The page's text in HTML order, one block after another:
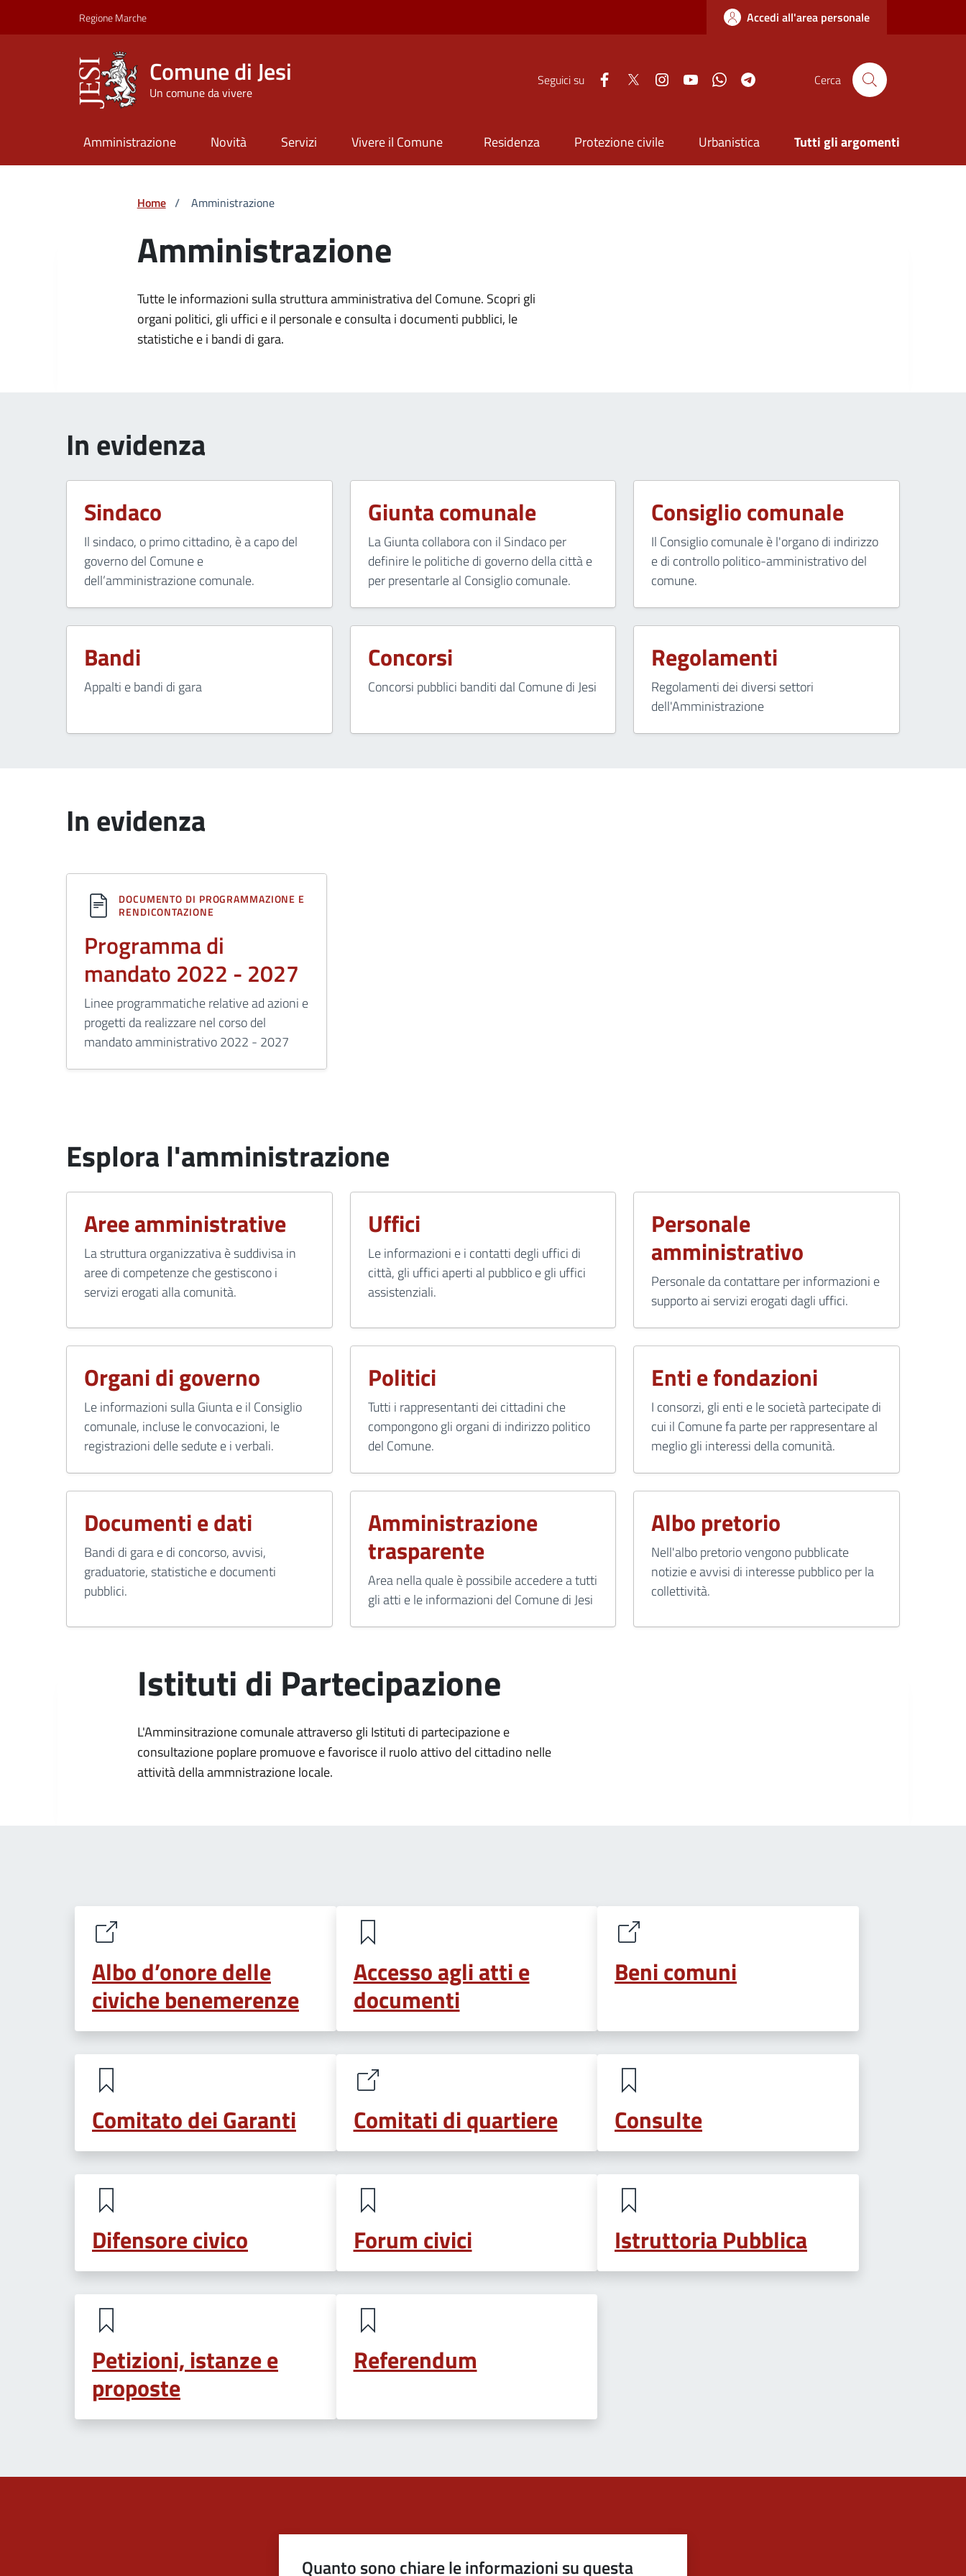
Skip to Main Content
Regione Marche Accedi all'area personale
Comune di Jesi
Un comune da vivere
Seguici su FacebookTwitter InstagramYouTube Whatsapp Cerca
Amministrazione Novità Servizi Vivere il Comune Residenza Protezione civile Urbanistica Tutti gli argomenti
Home / Amministrazione
Amministrazione
Tutte le informazioni sulla struttura amministrativa del Comune. Scopri gli
organi politici, gli uffici e il personale e consulta i documenti pubblici, le
statistiche e i bandi di gara.
In evidenza
Sindaco
Il sindaco, o primo cittadino, è a capo del
governo del Comune e
dell’amministrazione comunale.
Giunta comunale
La Giunta collabora con il Sindaco per
definire le politiche di governo della città e
per presentarle al Consiglio comunale.
Consiglio comunale
Il Consiglio comunale è l'organo di indirizzo
e di controllo politico-amministrativo del
comune.
Bandi
Appalti e bandi di gara
Concorsi
Concorsi pubblici banditi dal Comune di Jesi
Regolamenti
Regolamenti dei diversi settori
dell'Amministrazione
In evidenza
DOCUMENTO DI PROGRAMMAZIONE E
RENDICONTAZIONE
Programma di
mandato 2022 - 2027
Linee programmatiche relative ad azioni e
progetti da realizzare nel corso del
mandato amministrativo 2022 - 2027
Esplora l'amministrazione
Aree amministrative
La struttura organizzativa è suddivisa in
aree di competenze che gestiscono i
servizi erogati alla comunità.
Uffici
Le informazioni e i contatti degli uffici di
città, gli uffici aperti al pubblico e gli uffici
assistenziali.
Personale
amministrativo
Personale da contattare per informazioni e
supporto ai servizi erogati dagli uffici.
Organi di governo
Le informazioni sulla Giunta e il Consiglio
comunale, incluse le convocazioni, le
registrazioni delle sedute e i verbali.
Politici
Tutti i rappresentanti dei cittadini che
compongono gli organi di indirizzo politico
del Comune.
Enti e fondazioni
I consorzi, gli enti e le società partecipate di
cui il Comune fa parte per rappresentare al
meglio gli interessi della comunità.
Documenti e dati
Bandi di gara e di concorso, avvisi,
graduatorie, statistiche e documenti
pubblici.
Amministrazione
trasparente
Area nella quale è possibile accedere a tutti
gli atti e le informazioni del Comune di Jesi
Albo pretorio
Nell'albo pretorio vengono pubblicate
notizie e avvisi di interesse pubblico per la
collettività.
Istituti di Partecipazione
L'Amminsitrazione comunale attraverso gli Istituti di partecipazione e
consultazione poplare promuove e favorisce il ruolo attivo del cittadino nelle
attività della ammnistrazione locale.
Albo d’onore delle
civiche benemerenze
Accesso agli atti e
documenti
Beni comuni
Comitato dei Garanti Comitati di quartiere Consulte
Difensore civico Forum civici Istruttoria Pubblica
Petizioni, istanze e
proposte
Referendum
Quanto sono chiare le informazioni su questa